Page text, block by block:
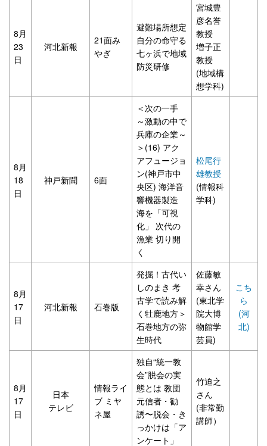
8月
23
日
河北新報
21面み
やぎ
避難場所想定
自分の命守る
七ヶ浜で地域
防災研修
宮城豊
彦名誉
教授
増子正
教授
(地域構
想学科)
8月
18
日
神戸新聞 6面
＜次の一手
～激動の中で
兵庫の企業～
＞(16) アク
アフュージョ
ン(神戸市中
央区) 海洋音
響機器製造
海を「可視
化」 次代の
漁業 切り開
く
松尾行
雄教授
(情報科
学科)
8月
17
日
河北新報 石巻版
発掘！古代い
しのまき 考
古学で読み解
く牡鹿地方＞
石巻地方の弥
生時代
佐藤敏
幸さん
(東北学
院大博
物館学
芸員)
こち
ら
(河
北)
8月
17
日
日本
テレビ
情報ライ
ブ ミヤ
ネ屋
独自“統一教
会”脱会の実
態とは 教団
元信者・勧
誘〜脱会・き
っかけは「ア
ンケート」
竹迫之
さん
(非常勤
講師）